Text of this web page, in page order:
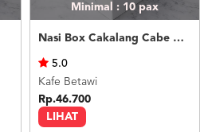
Minimal : 10pax
Nasi Box Cakalang Cabe Hijau
LIHAT
5.0
Kafe Betawi
Rp.46.700